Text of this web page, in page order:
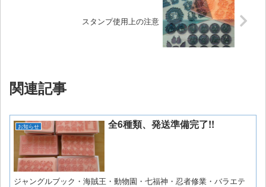
スタンプ使用上の注意
関連記事
お知らせ 全6種類、発送準備完了!!
ジャングルブック・海賊王・動物園・七福神・忍者修業・バラエテ